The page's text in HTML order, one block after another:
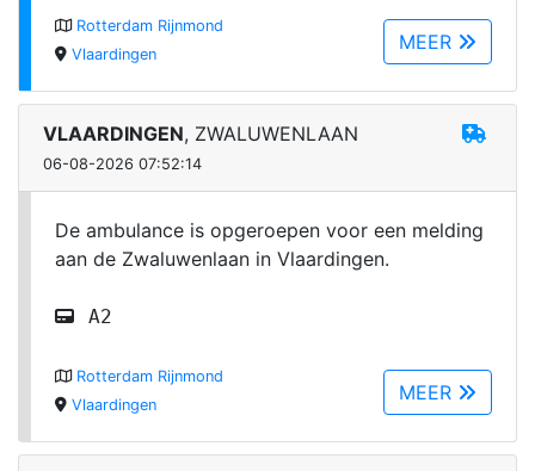
MEER
Rotterdam Rijnmond
Vlaardingen
VLAARDINGEN, ZWALUWENLAAN
06-08-2026 07:52:14
De ambulance is opgeroepen voor een melding
aan de Zwaluwenlaan in Vlaardingen.
A2
MEER
Rotterdam Rijnmond
Vlaardingen